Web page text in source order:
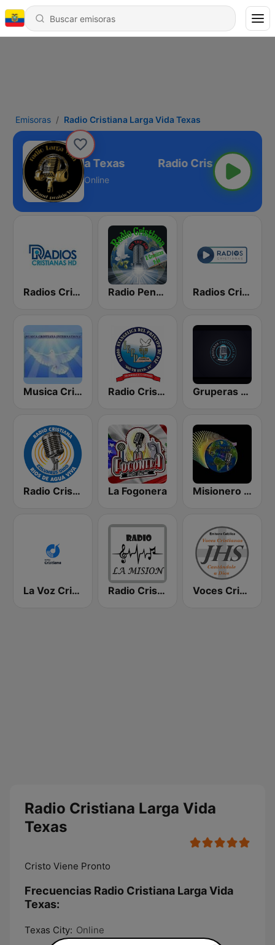
Emisoras Radio Cristiana Larga Vida Texas
Larga Vida Texas
Online
Radios Cristianas HD Radio Pentecostes Cristiana Radios Cristianas
Musica Cristiana Internacional Radio Cristiana Principe de Paz Gruperas Cristianas
Radio Cristiana Rios de Agua Viva La Fogonera Misionero Radio - Radio Cristiana
La Voz Cristiana Radio Cristiana La Mision Voces Cristianas
Radio Cristiana Larga Vida
Texas
Cristo Viene Pronto
Frecuencias Radio Cristiana Larga Vida
Texas:
Texas City: Online